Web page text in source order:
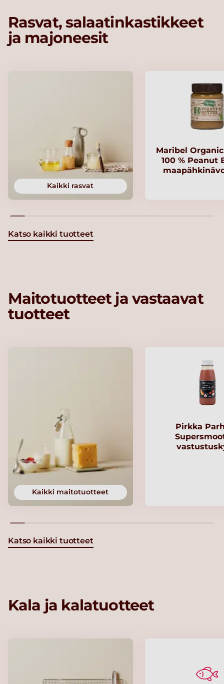
Rasvat, salaatinkastikkeet
ja majoneesit
Kaikki rasvat
Maribel
100 % Peanut
Katso kaikki tuotteet
Maitotuotteet ja vastaavat
tuotteet
Kaikki maitotuotteet
Pirkka
Katso kaikki tuotteet
Kala ja kalatuotteet